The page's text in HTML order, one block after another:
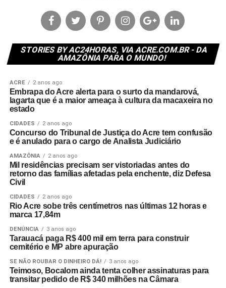
STORIES BY AC24HORAS, VIA ACRE.COM.BR - DA
AMAZÔNIA PARA O MUNDO!
ACRE 2 anos ago
Embrapa do Acre alerta para o surto da mandarová,
lagarta que é a maior ameaça à cultura da macaxeira no
estado
CIDADES 2 anos ago
Concurso do Tribunal de Justiça do Acre tem confusão
e é anulado para o cargo de Analista Judiciário
AMAZÔNIA 2 anos ago
Mil residências precisam ser vistoriadas antes do
retorno das famílias afetadas pela enchente, diz Defesa
Civil
CIDADES 2 anos ago
Rio Acre sobe três centímetros nas últimas 12 horas e
marca 17,84m
DENÚNCIA 3 anos ago
Tarauacá paga R$ 400 mil em terra para construir
cemitério e MP abre apuração
SE NÃO ROUBAR O DINHEIRO DÁ! 3 anos ago
Teimoso, Bocalom ainda tenta colher assinaturas para
transitar pedido de R$ 340 milhões na Câmara